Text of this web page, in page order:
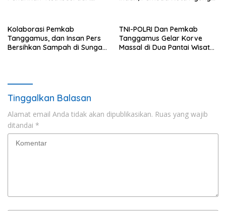
Kolaborasi Pemkab
Tanggamus, dan Insan Pers
Bersihkan Sampah di Sungai
TNI-POLRI Dan Pemkab
Tanggamus Gelar Korve
Massal di Dua Pantai Wisata
Tinggalkan Balasan
Alamat email Anda tidak akan dipublikasikan. Ruas yang wajib
ditandai *